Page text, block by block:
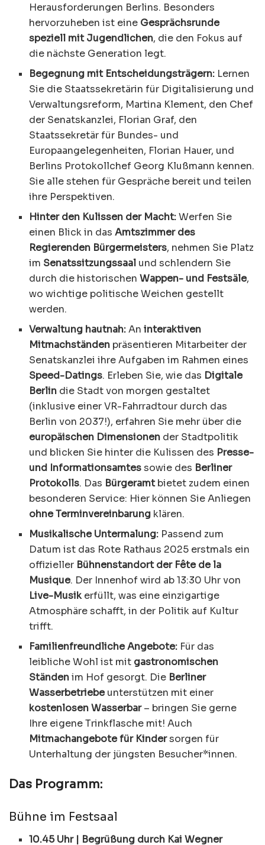
Herausforderungen Berlins. Besonders
hervorzuheben ist eine Gesprächsrunde
speziell mit Jugendlichen, die den Fokus auf
die nächste Generation legt.
Begegnung mit Entscheidungsträgern: Lernen
Sie die Staatssekretärin für Digitalisierung und
Verwaltungsreform, Martina Klement, den Chef
der Senatskanzlei, Florian Graf, den
Staatssekretär für Bundes- und
Europaangelegenheiten, Florian Hauer, und
Berlins Protokollchef Georg Klußmann kennen.
Sie alle stehen für Gespräche bereit und teilen
ihre Perspektiven.
Hinter den Kulissen der Macht:Werfen Sie
einen Blick in dasAmtszimmer des
Regierenden Bürgermeisters, nehmen Sie Platz
im Senatssitzungssaal und schlendern Sie
durch die historischenWappen- und Festsäle,
wo wichtige politische Weichen gestellt
werden.
Verwaltung hautnah:Aninteraktiven
Mitmachständen präsentieren Mitarbeiter der
Senatskanzlei ihre Aufgaben im Rahmen eines
Speed-Datings. Erleben Sie, wie das Digitale
Berlin die Stadt von morgen gestaltet
(inklusive einer VR-Fahrradtour durch das
Berlin von 2037!), erfahren Sie mehr über die
europäischen Dimensionen der Stadtpolitik
und blicken Sie hinter die Kulissen des Presse-
und Informationsamtessowie des Berliner
Protokolls. Das Bürgeramtbietet zudem einen
besonderen Service: Hier können Sie Anliegen
ohne Terminvereinbarung klären.
Musikalische Untermalung: Passend zum
Datum ist das Rote Rathaus 2025 erstmals ein
offizieller Bühnenstandort der Fête de la
Musique. Der Innenhof wird ab 13:30 Uhr von
Live-Musikerfüllt, was eine einzigartige
Atmosphäre schafft, in der Politik auf Kultur
trifft.
Familienfreundliche Angebote: Für das
leibliche Wohl ist mit gastronomischen
Ständenim Hof gesorgt. Die Berliner
Wasserbetriebeunterstützen mit einer
kostenlosen Wasserbar– bringen Sie gerne
Ihre eigene Trinkflasche mit! Auch
Mitmachangebote für Kindersorgen für
Unterhaltung der jüngsten Besucher*innen.
Das Programm:
Bühne im Festsaal
10.45 Uhr | Begrüßung durch Kai Wegner